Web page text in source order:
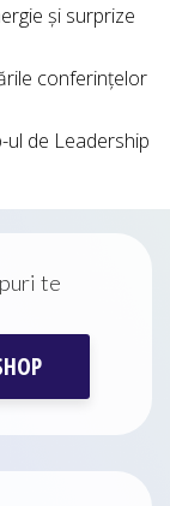
și surprize
conferințelor
de Leadership
te